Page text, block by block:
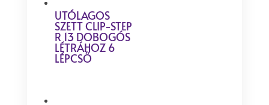
UTÓLAGOS
SZETT CLIP-STEP
R 13 DOBOGÓS
LÉTRÁHOZ 6
LÉPCSŐ